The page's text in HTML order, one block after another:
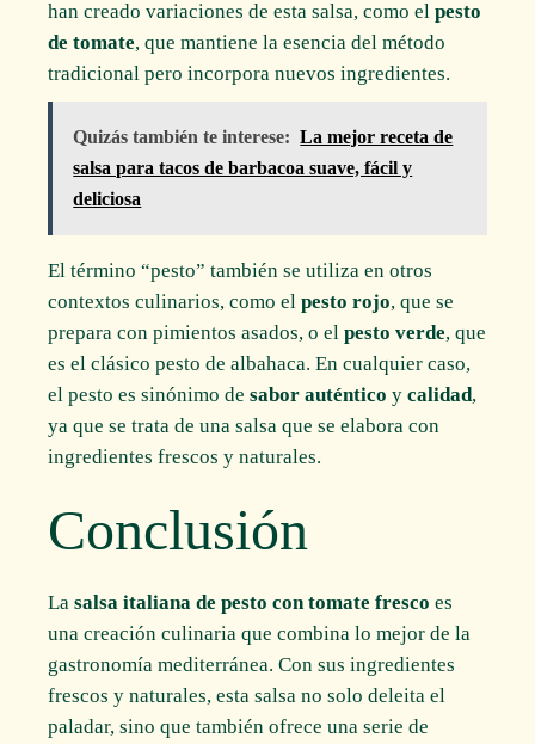
han creado variaciones de esta salsa, como elpesto
de tomate, que mantiene la esencia del método
tradicional pero incorpora nuevos ingredientes.
Quizás también te interese: La mejor receta de
salsa para tacos de barbacoa suave, fácil y
deliciosa
El término “pesto” también se utiliza en otros
contextos culinarios, como elpesto rojo, que se
prepara con pimientos asados, o elpesto verde, que
es el clásico pesto de albahaca. En cualquier caso,
el pesto es sinónimo desabor auténtico ycalidad,
ya que se trata de una salsa que se elabora con
ingredientes frescos y naturales.
Conclusión
Lasalsa italiana de pesto con tomate fresco es
una creación culinaria que combina lo mejor de la
gastronomía mediterránea. Con sus ingredientes
frescos y naturales, esta salsa no solo deleita el
paladar, sino que también ofrece una serie de